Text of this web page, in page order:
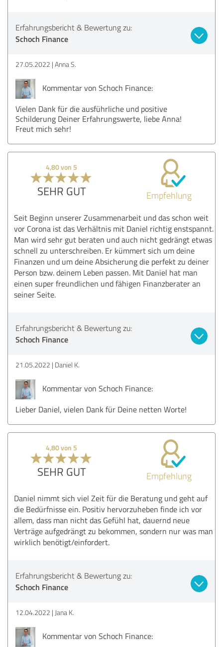
Erfahrungsbericht & Bewertung zu:
Schoch Finance
27.05.2022 Anna S.
Kommentar von Schoch Finance:
Vielen Dank für die ausführliche und positive
Schilderung Deiner Erfahrungswerte, liebe Anna!
Freut mich sehr!
4,80 von 5
SEHR GUT Empfehlung
Seit Beginn unserer Zusammenarbeit und das schon weit
vor Corona ist das Verhältnis mit Daniel richtig enstspannt.
Man wird sehr gut beraten und auch nicht gedrängt etwas
schnell zu unterschreiben. Er kümmert sich um deine
Finanzen und um deine Absicherung die perfekt zu deiner
Person bzw. deinem Leben passen. Mit Daniel hat man
einen super freundlichen und fähigen Finanzberater an
seiner Seite.
Erfahrungsbericht & Bewertung zu:
Schoch Finance
21.05.2022 Daniel K.
Kommentar von Schoch Finance:
Lieber Daniel, vielen Dank für Deine netten Worte!
4,80 von 5
SEHR GUT Empfehlung
Daniel nimmt sich viel Zeit für die Beratung und geht auf
die Bedürfnisse ein. Positiv hervorzuheben finde ich vor
allem, dass man nicht das Gefühl hat, dauernd neue
Verträge aufgedrängt zu bekommen, sondern nur was man
wirklich benötigt/einfordert.
Erfahrungsbericht & Bewertung zu:
Schoch Finance
12.04.2022 Jana K.
Kommentar von Schoch Finance: